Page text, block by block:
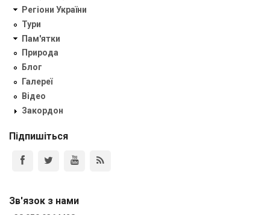
Регіони України
Тури
Пам'ятки
Природа
Блог
Галереї
Відео
Закордон
Підпишіться
Зв'язок з нами